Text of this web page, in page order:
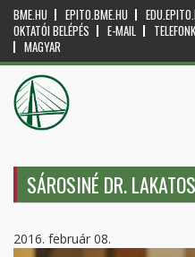
BME.HU EPITO.BME.HU
OKTATÓI BELÉPÉS
E-MAIL
MAGYAR
SÁROSINÉ DR.
2016. február 08.